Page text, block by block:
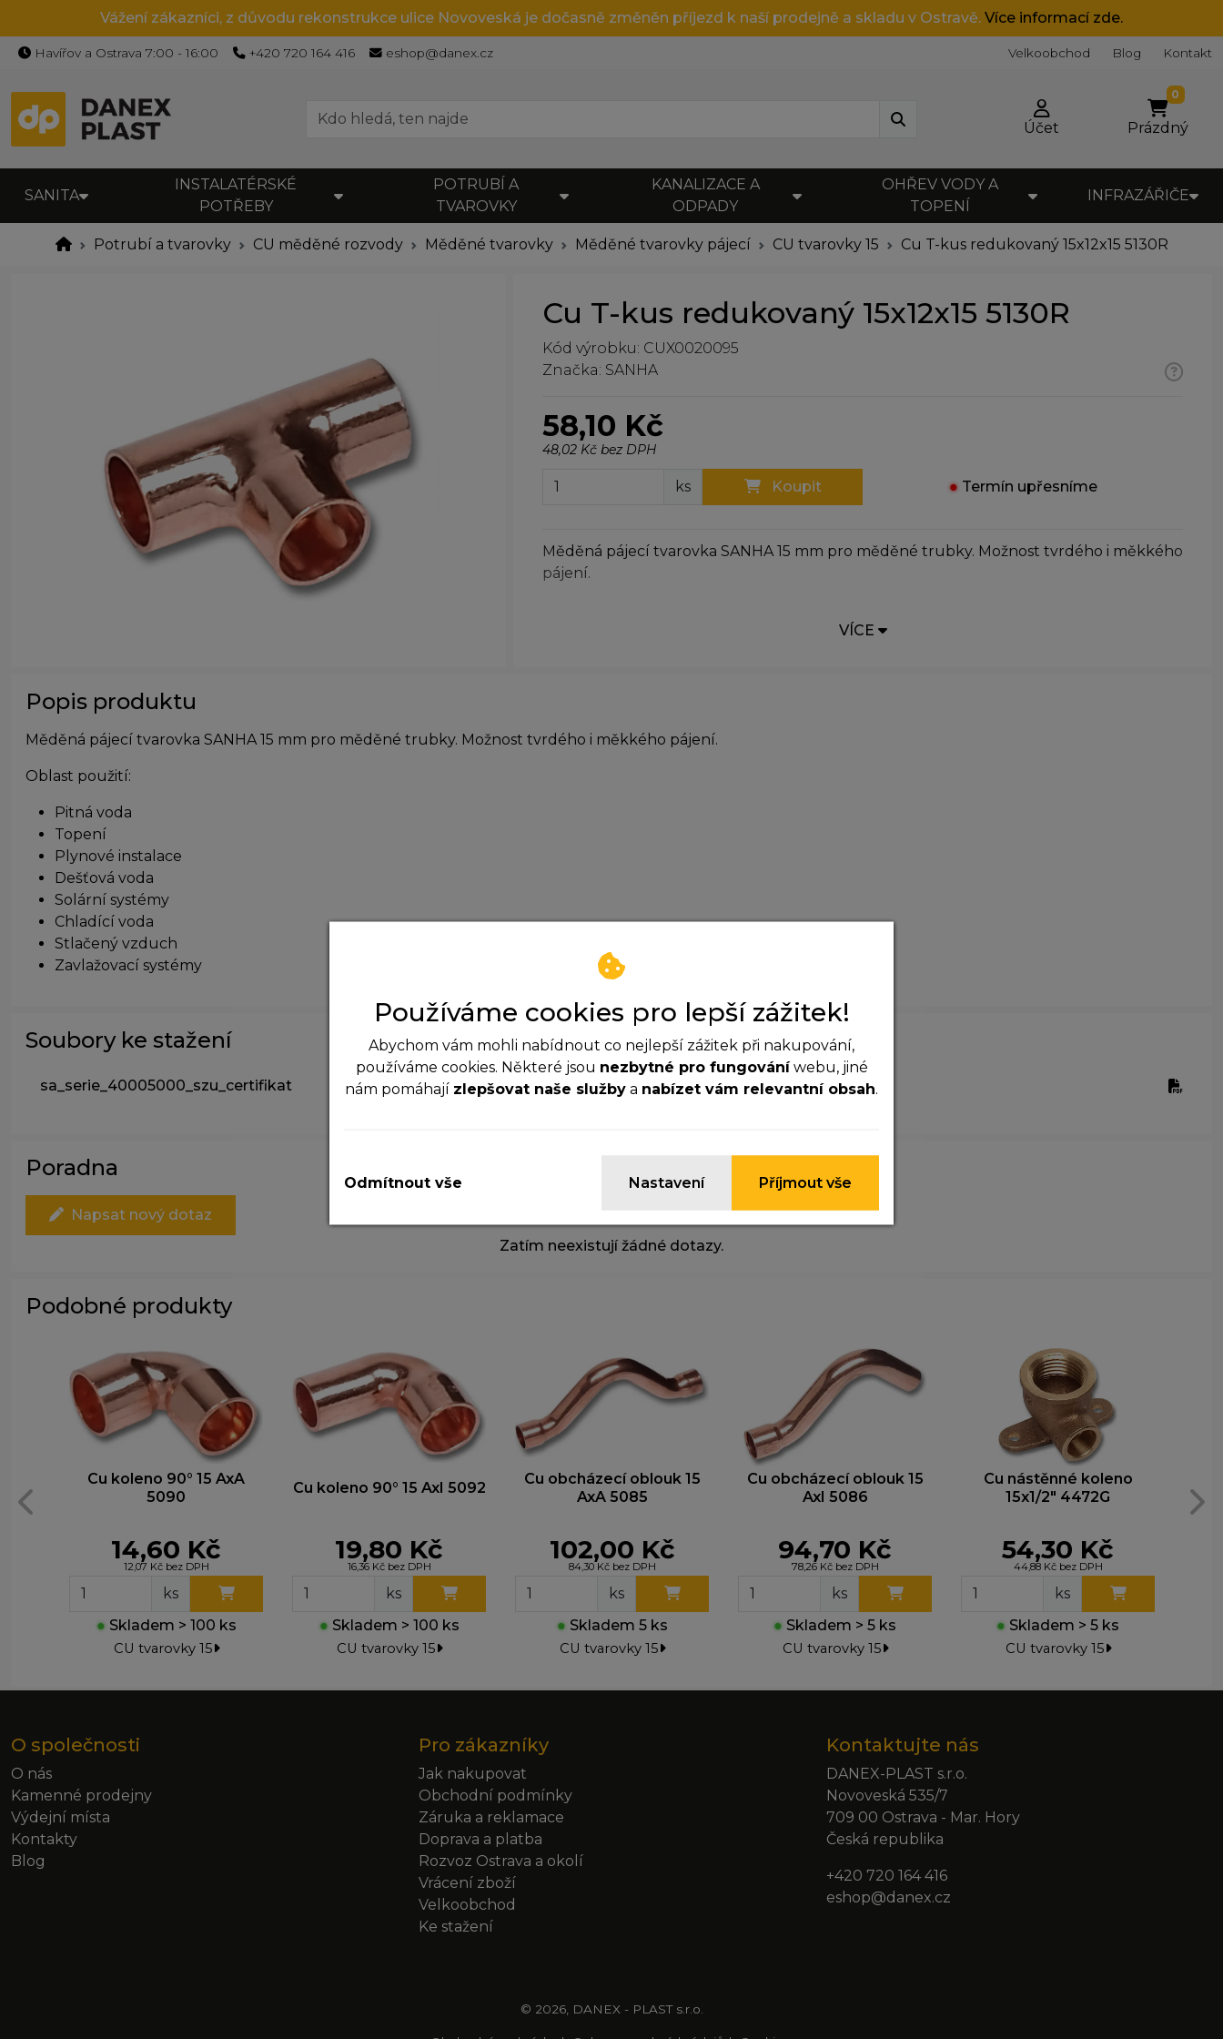
Vážení zákazníci, z důvodu rekonstrukce ulice Novoveská je dočasně změněn příjezd k naší prodejně a skladu v Ostravě. Více informací zde.
Havířov a Ostrava 7:00 - 16:00 +420 720 164 416 eshop@danex.cz Velkoobchod Blog Kontakt
Účet
0
Prázdný
SANITA
INSTALATÉRSKÉ
POTŘEBY
POTRUBÍ A
TVAROVKY
KANALIZACE A
ODPADY
OHŘEV VODY A
TOPENÍ
INFRAZÁŘIČE
Potrubí a tvarovky CU měděné rozvody Měděné tvarovky Měděné tvarovky pájecí CU tvarovky 15 Cu T-kus redukovaný 15x12x15 5130R
Cu T-kus redukovaný 15x12x15 5130R
Kód výrobku: CUX0020095
Značka: SANHA
58,10 Kč
48,02 Kč bez DPH
ks Koupit ●Termín upřesníme
Měděná pájecí tvarovka SANHA 15 mm pro měděné trubky. Možnost tvrdého i měkkého
pájení.
VÍCE
Popis produktu
Měděná pájecí tvarovka SANHA 15 mm pro měděné trubky. Možnost tvrdého i měkkého pájení.
Oblast použití:
Pitná voda
Topení
Plynové instalace
Dešťová voda
Solární systémy
Chladící voda
Stlačený vzduch
Zavlažovací systémy
Soubory ke stažení
sa_serie_40005000_szu_certifikat sa_serie_40005000_szu_certifikat.pdf
Poradna
Napsat nový dotaz
Zatím neexistují žádné dotazy.
Podobné produkty
Cu koleno 90° 15 AxA
5090
14,60 Kč
12,07 Kč bez DPH
ks
● Skladem > 100 ks
CU tvarovky 15
Cu koleno 90° 15 AxI 5092
19,80 Kč
16,36 Kč bez DPH
ks
● Skladem > 100 ks
CU tvarovky 15
Cu obcházecí oblouk 15
AxA 5085
102,00 Kč
84,30 Kč bez DPH
ks
● Skladem 5 ks
CU tvarovky 15
Cu obcházecí oblouk 15
AxI 5086
94,70 Kč
78,26 Kč bez DPH
ks
● Skladem > 5 ks
CU tvarovky 15
Cu nástěnné koleno
15x1/2" 4472G
54,30 Kč
44,88 Kč bez DPH
ks
● Skladem > 5 ks
CU tvarovky 15
Cu
O společnosti
O nás
Kamenné prodejny
Výdejní místa
Kontakty
Blog
Pro zákazníky
Jak nakupovat
Obchodní podmínky
Záruka a reklamace
Doprava a platba
Rozvoz Ostrava a okolí
Vrácení zboží
Velkoobchod
Ke stažení
Kontaktujte nás
DANEX-PLAST s.r.o.
Novoveská 535/7
709 00 Ostrava - Mar. Hory
Česká republika
+420 720 164 416
eshop@danex.cz
© 2026, DANEX - PLAST s.r.o.
Používáme cookies pro lepší zážitek!
Abychom vám mohli nabídnout co nejlepší zážitek při nakupování,
používáme cookies. Některé jsou nezbytné pro fungováníwebu, jiné
nám pomáhají zlepšovat naše služby a nabízet vám relevantní obsah.
Tyhle cookies jsou důležité pro správné fungování webu a nelze je
vypnout.
Pomáhají nám sledovat návštěvnost a zlepšovat web. Díky nim
zjistíme, co funguje a co ne, takže vám můžeme nabídnout lepší
zobrazovat relevantní reklamy na jiných webech. Pokud je
nepovolíte, nebude se vám zobrazovat cílená reklama.
Odmítnout vše Nastavení Příjmout vše